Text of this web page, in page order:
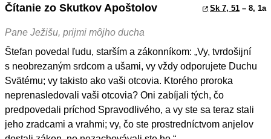
Čítanie zo Skutkov Apoštolov Sk 7, 51 – 8, 1a
Pane Ježišu, prijmi môjho ducha
Štefan povedal ľudu, starším a zákonníkom: „Vy, tvrdošijní
s neobrezaným srdcom a ušami, vy vždy odporujete Duchu
Svätému; vy takisto ako vaši otcovia. Ktorého proroka
neprenasledovali vaši otcovia? Oni zabíjali tých, čo
predpovedali príchod Spravodlivého, a vy ste sa teraz stali
jeho zradcami a vrahmi; vy, čo ste prostredníctvom anjelov